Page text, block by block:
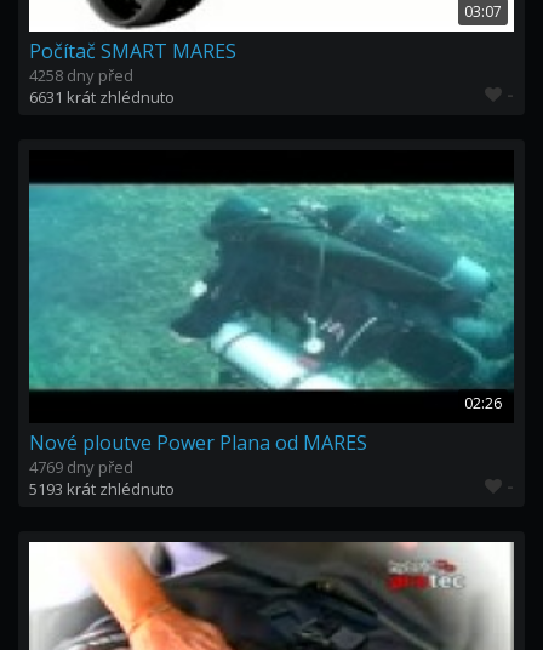
03:07
Počítač SMART MARES
4258 dny před
6631 krát zhlédnuto
-
02:26
Nové ploutve Power Plana od MARES
4769 dny před
5193 krát zhlédnuto
-